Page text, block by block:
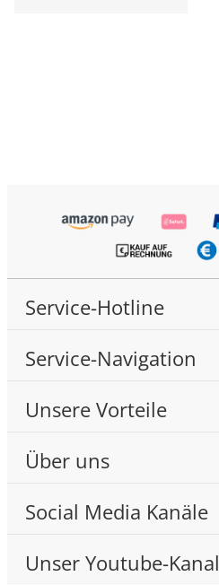
Service-Hotline
Service-Navigation
Unsere Vorteile
Über uns
Social Media Kanäle
Unser Youtube-Kanal